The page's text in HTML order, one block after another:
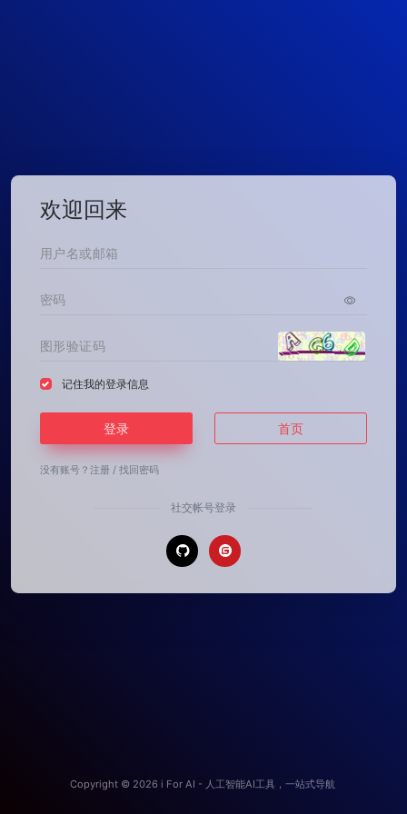
欢迎回来
记住我的登录信息
登录 首页
没有账号？ 注册 / 找回密码
社交帐号登录
Copyright © 2026 i For AI - 人工智能AI工具，一站式导航